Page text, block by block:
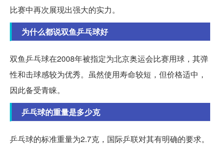
比赛中再次展现出强大的实力。
为什么都说双鱼乒乓球好
双鱼乒乓球在2008年被指定为北京奥运会比赛用球，其弹
性和击球感较为优秀。虽然使用寿命较短，但价格适中，
因此备受青睐。
乒乓球的重量是多少克
乒乓球的标准重量为2.7克，国际乒联对其有明确的要求。